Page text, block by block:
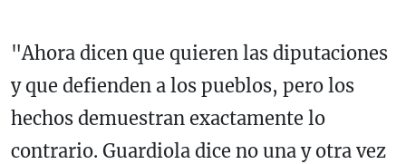
"Ahora dicen que quieren las diputaciones
y que defienden a los pueblos, pero los
hechos demuestran exactamente lo
contrario. Guardiola dice no una y otra vez